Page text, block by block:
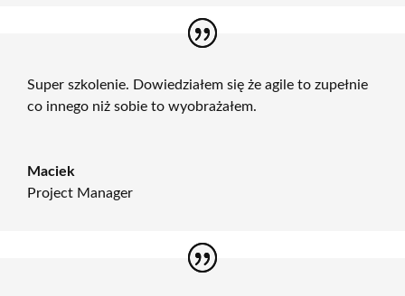
Super szkolenie. Dowiedziałem się że agile to zupełnie
co innego niż sobie to wyobrażałem.
Maciek
Project Manager